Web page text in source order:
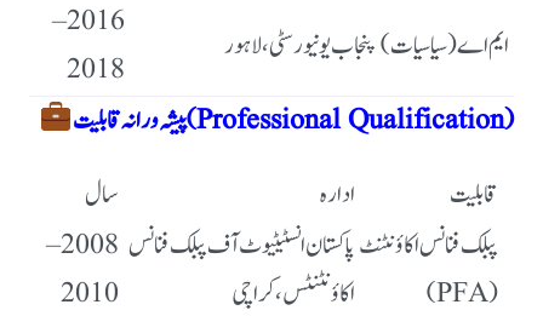
ایم اے (سیاسیات)پنجاب یونیورسٹی، لاہور
2016–
2018
پیشہ ورانہ قابلیت (Professional Qualification)
قابلیت
ادارہ
سال
پبلک فنانس اکاؤنٹنٹ
(PFA)
پاکستان انسٹیٹیوٹ آف پبلک فنانس
اکاؤنٹنٹس، کراچی
2008–
2010